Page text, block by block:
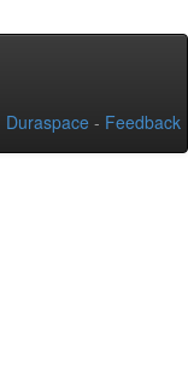
Duraspace - Feedback